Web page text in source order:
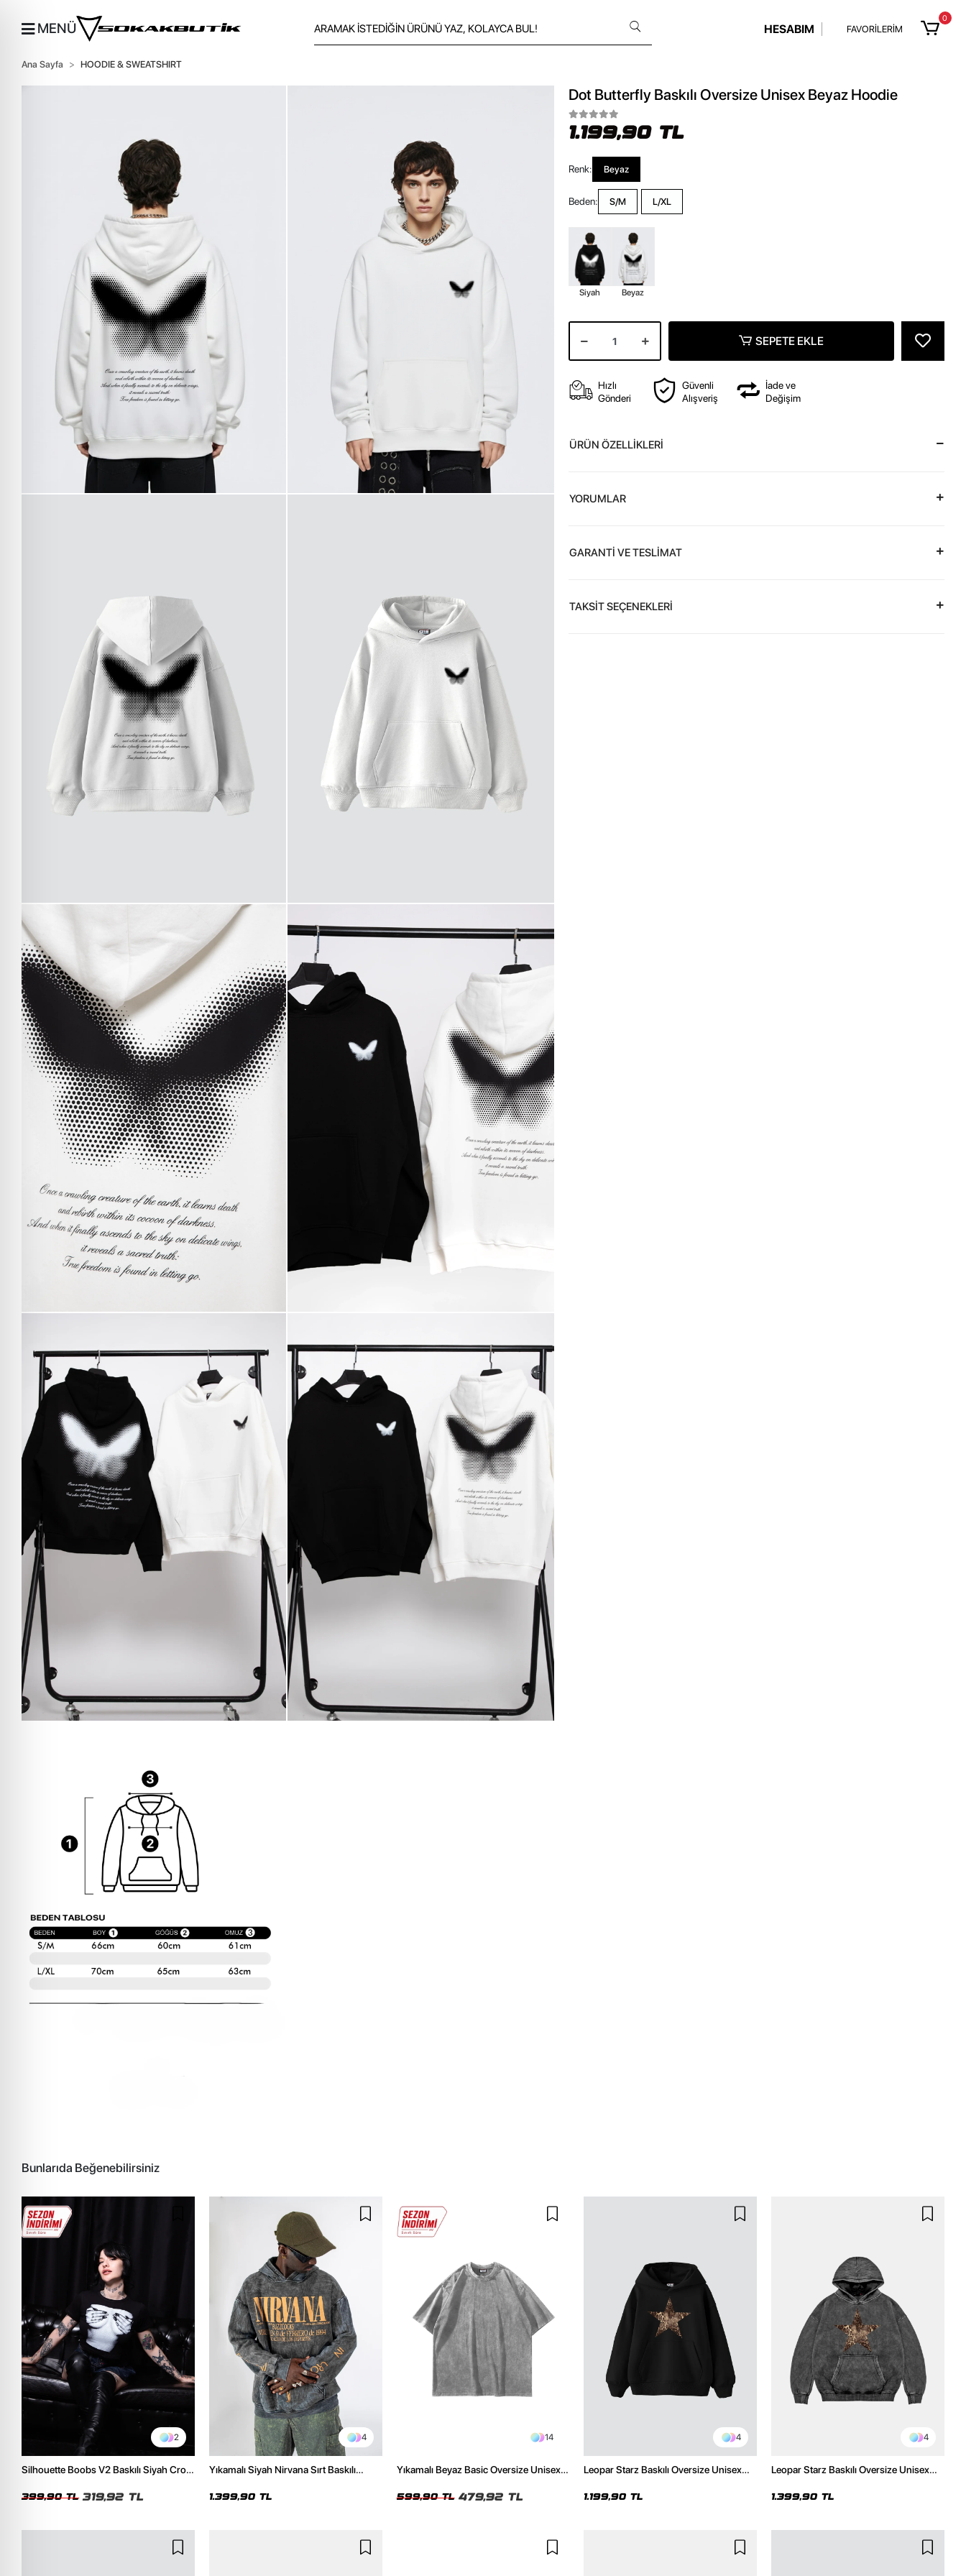
MENÜ HESABIM FAVORİLERİM
0
Ana Sayfa HOODIE & SWEATSHIRT
Dot Butterfly Baskılı Oversize Unisex Beyaz Hoodie
1.199,90 TL
Renk: Beyaz
Beden: S/M L/XL
Siyah Beyaz
SEPETE EKLE
Hızlı
Gönderi
Güvenli
Alışveriş
İade ve
Değişim
ÜRÜN ÖZELLİKLERİ
YORUMLAR
GARANTİ VE TESLİMAT
TAKSİT SEÇENEKLERİ
Bunlarıda Beğenebilirsiniz
2
Silhouette Boobs V2 Baskılı Siyah Crop
399,90 TL 319,92 TL
4
Yıkamalı Siyah Nirvana Sırt Baskılı
1.399,90 TL
14
Yıkamalı Beyaz Basic Oversize Unisex
599,90 TL 479,92 TL
4
Leopar Starz Baskılı Oversize Unisex
1.199,90 TL
4
Leopar Starz Baskılı Oversize Unisex
1.399,90 TL